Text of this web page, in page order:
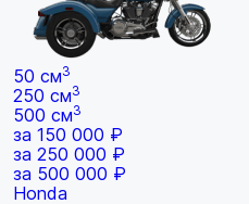
50 см3
250 см3
500 см3
за 150 000 ₽
за 250 000 ₽
за 500 000 ₽
Honda